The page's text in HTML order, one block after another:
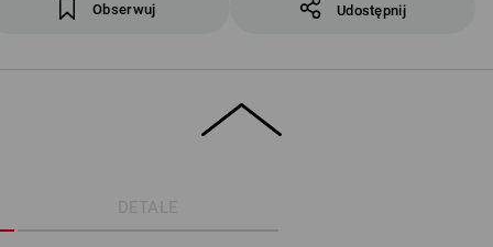
Obserwuj Udostępnij
DETALE